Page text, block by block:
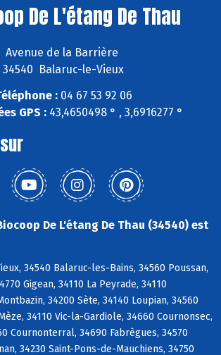
De L'étang De Thau
Avenue de la Barrière
34540 Balaruc-le-Vieux
:04 67 53 92 06
GPS : 43,4650498 ° , 3,6916277 °
De L'étang De Thau (34540) est
34540 Balaruc-les-Bains, 34560 Poussan,
Gigean, 34110 La Peyrade, 34110
34200 Sète, 34140 Loupian, 34560
34110 Vic-la-Gardiole, 34660 Cournonsec,
Cournonterral, 34690 Fabrègues, 34570
34230 Saint-Pons-de-Mauchiens, 34750